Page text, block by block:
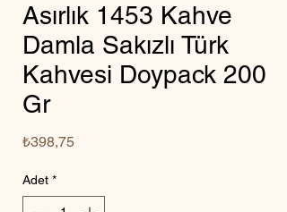
Asırlık 1453 Kahve
Damla Sakızlı Türk
Kahvesi Doypack 200
Gr
₺398,75Fiyat
Adet *